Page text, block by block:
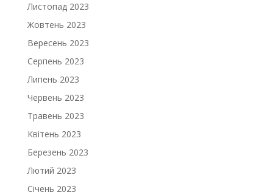
Листопад 2023
Жовтень 2023
Вересень 2023
Серпень 2023
Липень 2023
Червень 2023
Травень 2023
Квітень 2023
Березень 2023
Лютий 2023
Січень 2023